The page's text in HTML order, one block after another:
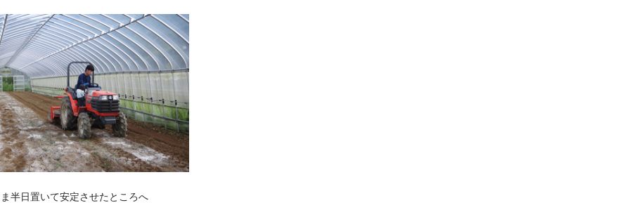
半日置いて安定させたところへ